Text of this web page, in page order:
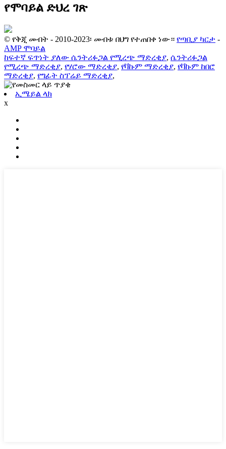
የሞባይል ድህረ ገጽ
© የቅጂ መብት - 2010-2023፡ መብቱ በህግ የተጠበቀ ነው። የጣቢያ ካርታ -
AMP ሞባይል
ከፍተኛ ፍጥነት ያለው ሴንትሪፉጋል የሚረጭ ማድረቂያ, ሴንትሪፉጋል
የሚረጭ ማድረቂያ, የሃሮው ማድረቂያ, የቫኩም ማድረቂያ, የቫኩም ከበሮ
ማድረቂያ, የግፊት ስፕሬይ ማድረቂያ,
ኢሜይል ላክ
x